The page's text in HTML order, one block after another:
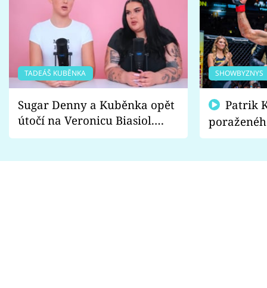
TADEÁŠ KUBĚNKA
Sugar Denny a Kuběnka opět
útočí na Veronicu Biasiol.
Proč je podle nich falešná a
SHOWBYZNYS
fanoušci